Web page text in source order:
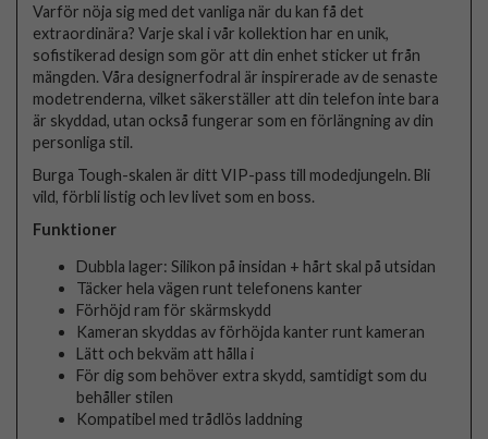
Varför nöja sig med det vanliga när du kan få det
extraordinära? Varje skal i vår kollektion har en unik,
sofistikerad design som gör att din enhet sticker ut från
mängden. Våra designerfodral är inspirerade av de senaste
modetrenderna, vilket säkerställer att din telefon inte bara
är skyddad, utan också fungerar som en förlängning av din
personliga stil.
Burga Tough-skalen är ditt VIP-pass till modedjungeln. Bli
vild, förbli listig och lev livet som en boss.
Funktioner
Dubbla lager: Silikon på insidan + hårt skal på utsidan
Täcker hela vägen runt telefonens kanter
Förhöjd ram för skärmskydd
Kameran skyddas av förhöjda kanter runt kameran
Lätt och bekväm att hålla i
För dig som behöver extra skydd, samtidigt som du
behåller stilen
Kompatibel med trådlös laddning